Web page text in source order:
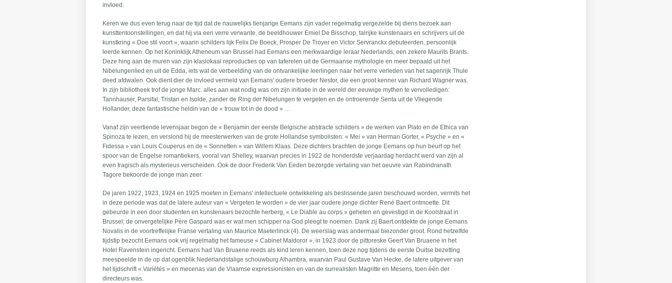
invloed.
Keren we dus even terug naar de tijd dat de nauwelijks tienjarige Eemans zijn vader regelmatig vergezelde bij diens bezoek aan
kunsttentoonstellingen, en dat hij via een verre verwante, de beeldhouwer Emiel De Bisschop, talrijke kunstenaars en schrijvers uit de
kunstkring « Doe stil voort », waarin schilders lijk Felix De Boeck, Prosper De Troyer en Victor Servranckx debuteerden, persoonlijk
leerde kennen. Op het Koninklijk Atheneum van Brussel had Eemans een merkwaardige leraar Nederlands, een zekere Maurits Brants.
Deze hing aan de muren van zijn klaslokaal reproducties op van taferelen uit de Germaanse mythologie en meer bepaald uit het
Nibelungenlied en uit de Edda, iets wat de verbeelding van de ontvankelijke leerlingen naar het verre verleden van het sagenrijk Thule
deed afdwalen. Ook dient dier de invloed vermeld van Eemans' oudere broeder Nestor, die een groot kenner van Richard Wagner was.
In zijn bibliotheek trof de jonge Marc. alles aan wat nodig was om zijn initiatie in de wereld der eeuwige mythen te vervolledigen:
Tannhauser, Parsifal, Tristan en Isolde, zander de Ring der Nibelungen te vergeten en de ontroerende Senta uit de Vliegende
Hollander, deze fantastische heldin van de « trouw tot in de dood » …
Vanaf zijn veertiende levensjaar begon de « Benjamin der eerste Belgische abstracte schilders » de werken van Plato en de Ethica van
Spinoza te lezen, en verslond hij de meesterwerken van de grote Hollandse symbolisten: « Mei » van Herman Gorter, « Psyche » en «
Fidessa » van Louis Couperus en de « Sonnetten » van Willem Klaas. Deze dichters brachten de jonge Eemans op hun beurt op het
spoor van de Engelse romantiekers, vooral van Shelley, waarvan precies in 1922 de honderdste verjaardag herdacht werd van zijn al
even tragisch als mysterieus verscheiden. Ook de door Frederik Van Eeden bezorgde vertaling van het oeuvre van Rabindranath
Tagore bekoorde de jonge man zeer.
De jaren 1922, 1923, 1924 en 1925 moeten in Eemans' intellectuele ontwikkeling als beslissende jaren beschouwd worden, vermits het
in deze periode was dat de latere auteur van « Vergeten te worden » de vier jaar oudere jonge dichter René Baert ontmoette. Dit
gebeurde in een door studenten en kunstenaars bezochte herberg, « Le Diable au corps » geheten en gevestigd in de Koolstraat in
Brussel; de onvergetelijke Père Gaspard was er wat men schipper na God pleegt te noemen. Dank zij Baert ontdekte de jonge Eemans
Novalis in de voortreffelijke Franse vertaling van Maurice Maeterlinck (4). De weerslag was andermaal biezonder groot. Rond hetzelfde
tijdstip bezocht Eemans ook vrij regelmatig het fameuse « Cabinet Maldoror », in 1923 door de pittoreske Geert Van Bruaene in het
Hotel Ravenstein ingericht. Eemans had Van Bruaene reeds als kind leren kennen, toen deze nog tijdens de eerste Duitse bezetting
meespeelde in de op dat ogenblik Nederlandstalige schouwburg Alhambra, waarvan Paul Gustave Van Hecke, de latere uitgever van
het tijdschrift « Variétés » en mecenas van de Vlaamse expressionisten en van de surrealisten Magritte en Mesens, toen één der
directeurs was.